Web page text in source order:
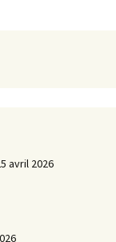
avril 2026